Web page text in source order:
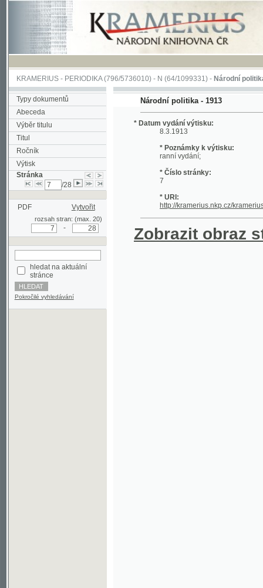
KRAMERIUS-PERIODIKA(796/5736010) -N(64/1099331) -Národní politika(1/
Typy dokumentů
Abeceda
Výběr titulu
Titul
Ročník
Výtisk
Stránka
PDF Vytvořit
rozsah stran: (max. 20)
stránce
Pokročilé vyhledávání
Národní politika - 1913
* Datum vydání výtisku:
8.3.1913
* Poznámky k výtisku:
* Číslo stránky:
* URI:
Zobrazit obraz